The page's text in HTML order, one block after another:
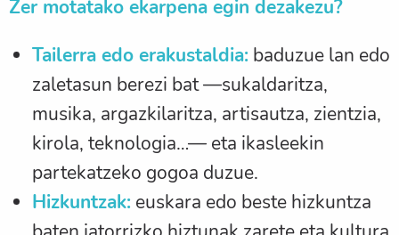
Zer motatako ekarpena egin dezakezu?
Tailerra edo erakustaldia: baduzue lan edo
zaletasun berezi bat —sukaldaritza,
musika, argazkilaritza, artisautza, zientzia,
kirola, teknologia…— eta ikasleekin
partekatzeko gogoa duzue.
Hizkuntzak: euskara edo beste hizkuntza